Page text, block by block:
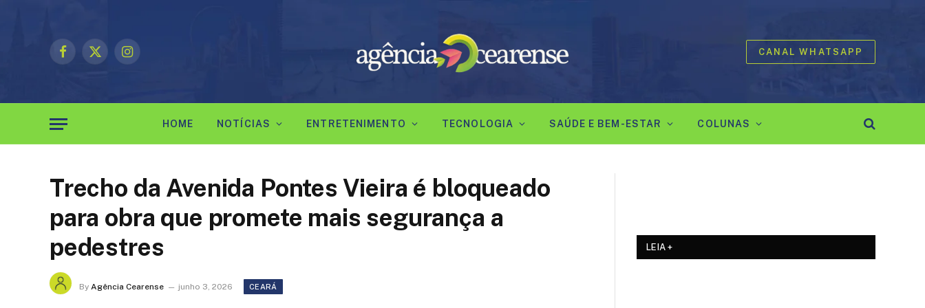
Facebook
X
Instagram
CANAL WHATSAPP
HOME NOTÍCIAS ENTRETENIMENTO TECNOLOGIA SAÚDE E BEM-ESTAR COLUNAS
Trecho da Avenida Pontes Vieira é bloqueado
para obra que promete mais segurança a
pedestres
By Agência Cearense junho 3, 2026 CEARÁ
LEIA +